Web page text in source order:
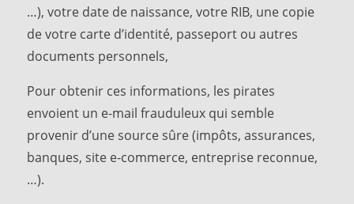
…), votre date de naissance, votre RIB, une copie
de votre carte d’identité, passeport ou autres
documents personnels,
Pour obtenir ces informations, les pirates
envoient un e-mail frauduleux qui semble
provenir d’une source sûre (impôts, assurances,
banques, site e-commerce, entreprise reconnue,
…).